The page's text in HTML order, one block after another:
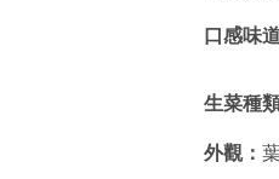
口感味
生菜種
外觀：